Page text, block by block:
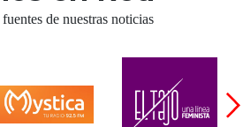
de nuestras noticias